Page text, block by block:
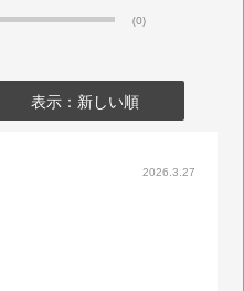
(0)
表示：新しい順
2026.3.27